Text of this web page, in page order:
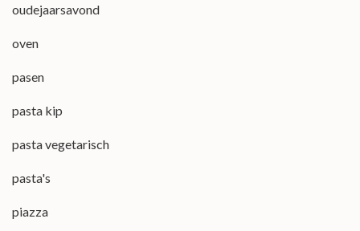
oudejaarsavond
oven
pasen
pasta kip
pasta vegetarisch
pasta's
piazza